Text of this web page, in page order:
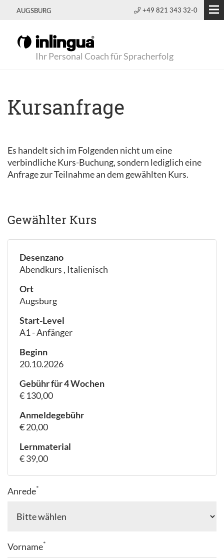
AUGSBURG +49 821 343 32-0
Ihr Personal Coach für Spracherfolg
Kursanfrage
Es handelt sich im Folgenden nicht um eine
verbindliche Kurs-Buchung, sondern lediglich eine
Anfrage zur Teilnahme an dem gewählten Kurs.
Gewählter Kurs
Desenzano
Abendkurs , Italienisch
Ort
Augsburg
Start-Level
A1 - Anfänger
Beginn
20.10.2026
Gebühr für 4 Wochen
€ 130,00
Anmeldegebühr
€ 20,00
Lernmaterial
€ 39,00
Anrede*
Vorname*